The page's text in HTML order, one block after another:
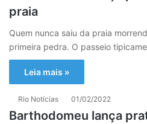
praia
Quem nunca saiu da praia
primeira pedra. O passeio
Leia mais »
Rio Notícias 01/02/2022
Barthodomeu lança